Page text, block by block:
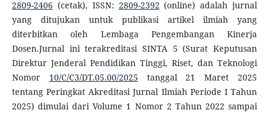
2809-2406 (cetak), ISSN: 2809-2392 (online) adalah jurnal
yang ditujukan untuk publikasi artikel ilmiah yang
diterbitkan oleh Lembaga Pengembangan Kinerja
Dosen.Jurnal ini terakreditasi SINTA 5 (Surat Keputusan
Direktur Jenderal Pendidikan Tinggi, Riset, dan Teknologi
Nomor 10/C/C3/DT.05.00/2025 tanggal 21 Maret 2025
tentang Peringkat Akreditasi Jurnal Ilmiah Periode I Tahun
2025) dimulai dari Volume 1 Nomor 2 Tahun 2022 sampai